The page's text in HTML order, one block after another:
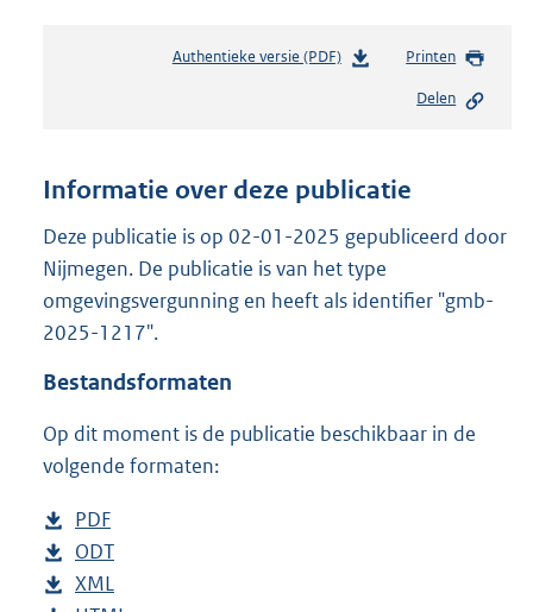
Authentieke versie (PDF)b
n
s
r
o
:
Printen
Delen
Informatie over deze publicatie
Deze publicatie is op 02-01-2025 gepubliceerd door
Nijmegen. De publicatie is van het type
omgevingsvergunning en heeft als identifier "gmb-
2025-1217".
Bestandsformaten
Op dit moment is de publicatie beschikbaar in de
volgende formaten:
D
o
w
PDF
e
s
D
o
ODT
D
XML